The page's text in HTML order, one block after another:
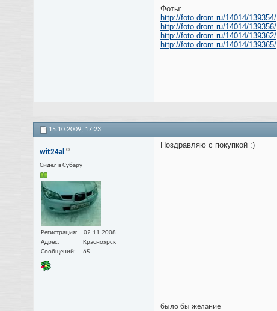
Фоты:
http://foto.drom.ru/14014/139354/
http://foto.drom.ru/14014/139356/
http://foto.drom.ru/14014/139362/
http://foto.drom.ru/14014/139365/
15.10.2009, 17:23
wit24al
Cидел в Субару
Регистрация
02.11.2008
Адрес
Красноярск
Сообщений
65
Поздравляю с покупкой :)
было бы желание